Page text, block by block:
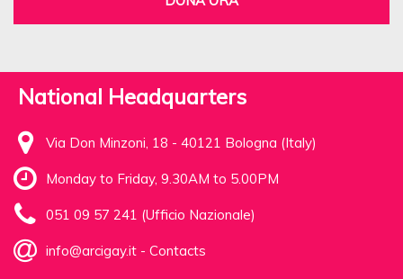
National Headquarters
Via Don Minzoni, 18 - 40121 Bologna (Italy)
Monday to Friday, 9.30AM to 5.00PM
051 09 57 241 (Ufficio Nazionale)
info@arcigay.it - Contacts